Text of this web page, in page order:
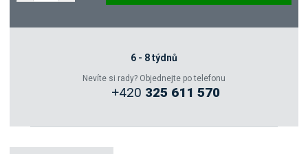
6 - 8 týdnů
Nevíte si rady? Objednejte po telefonu
+420 325 611 570
Sdílet